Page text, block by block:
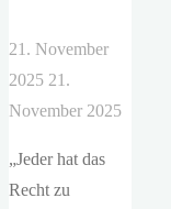
21. November
2025 21.
November 2025
„Jeder hat das
Recht zu